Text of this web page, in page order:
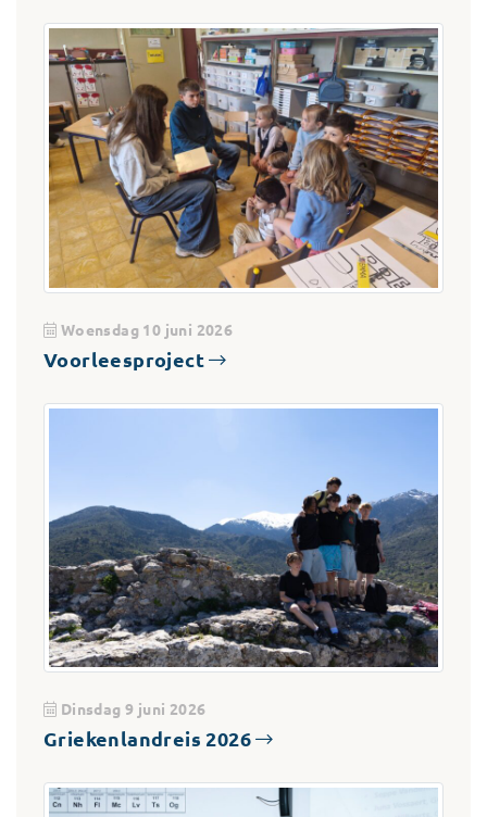
Woensdag 10 juni 2026
Voorleesproject
Dinsdag 9 juni 2026
Griekenlandreis 2026